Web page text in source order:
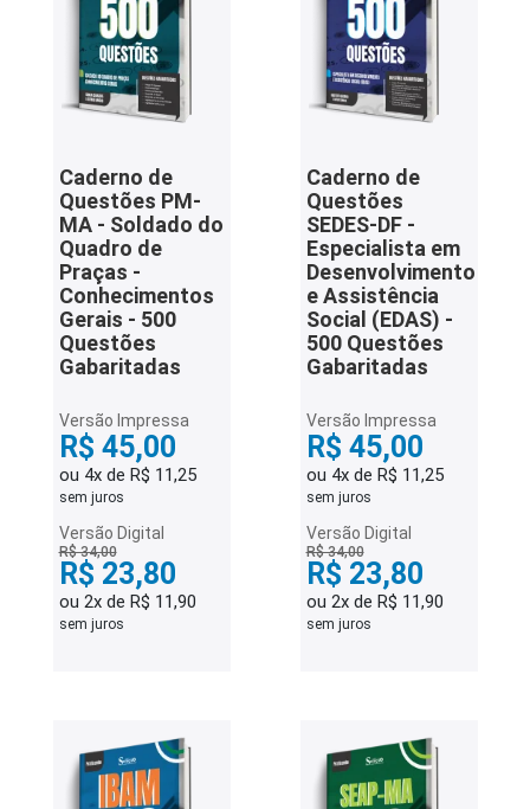
Caderno de
Questões PM-
MA - Soldado do
Quadro de
Praças -
Conhecimentos
Gerais - 500
Questões
Gabaritadas
Versão Impressa
R$ 45,00
ou 4x de R$ 11,25
sem juros
Versão Digital
R$ 34,00
R$ 23,80
ou 2x de R$ 11,90
sem juros
Caderno de
Questões
SEDES-DF -
Especialista em
Desenvolvimento
e Assistência
Social (EDAS) -
500 Questões
Gabaritadas
Versão Impressa
R$ 45,00
ou 4x de R$ 11,25
sem juros
Versão Digital
R$ 34,00
R$ 23,80
ou 2x de R$ 11,90
sem juros